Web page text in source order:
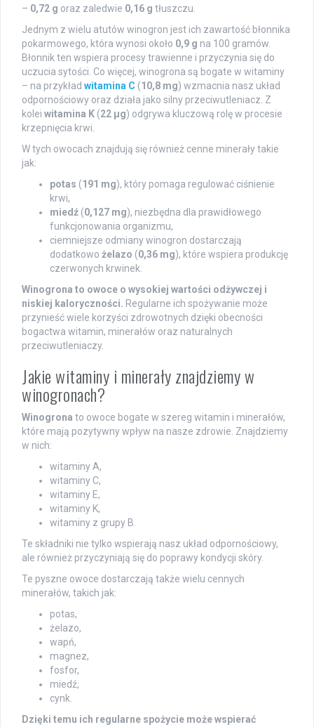
– 0,72 g oraz zaledwie 0,16 g tłuszczu.
Jednym z wielu atutów winogron jest ich zawartość błonnika
pokarmowego, która wynosi około 0,9 g na 100 gramów.
Błonnik ten wspiera procesy trawienne i przyczynia się do
uczucia sytości. Co więcej, winogrona są bogate w witaminy
– na przykład witamina C (10,8 mg) wzmacnia nasz układ
odpornościowy oraz działa jako silny przeciwutleniacz. Z
kolei witamina K (22 µg) odgrywa kluczową rolę w procesie
krzepnięcia krwi.
W tych owocach znajdują się również cenne minerały takie
jak:
potas (191 mg), który pomaga regulować ciśnienie
krwi,
miedź (0,127 mg), niezbędna dla prawidłowego
funkcjonowania organizmu,
ciemniejsze odmiany winogron dostarczają
dodatkowo żelazo (0,36 mg), które wspiera produkcję
czerwonych krwinek.
Winogrona to owoce o wysokiej wartości odżywczej i
niskiej kaloryczności. Regularne ich spożywanie może
przynieść wiele korzyści zdrowotnych dzięki obecności
bogactwa witamin, minerałów oraz naturalnych
przeciwutleniaczy.
Jakie witaminy i minerały znajdziemy w
winogronach?
Winogrona to owoce bogate w szereg witamin i minerałów,
które mają pozytywny wpływ na nasze zdrowie. Znajdziemy
w nich:
witaminy A,
witaminy C,
witaminy E,
witaminy K,
witaminy z grupy B.
Te składniki nie tylko wspierają nasz układ odpornościowy,
ale również przyczyniają się do poprawy kondycji skóry.
Te pyszne owoce dostarczają także wielu cennych
minerałów, takich jak:
potas,
żelazo,
wapń,
magnez,
fosfor,
miedź,
cynk.
Dzięki temu ich regularne spożycie może wspierać